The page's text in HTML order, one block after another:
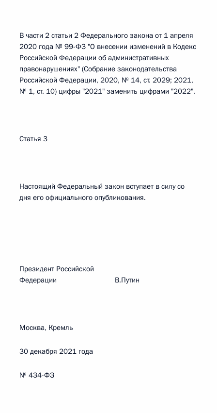
В части 2 статьи 2 Федерального закона от 1 апреля
2020 года № 99-ФЗ "О внесении изменений в Кодекс
Российской Федерации об административных
правонарушениях" (Собрание законодательства
Российской Федерации, 2020, № 14, ст. 2029; 2021,
№ 1, ст. 10) цифры "2021" заменить цифрами "2022".
Статья 3
Настоящий Федеральный закон вступает в силу со
дня его официального опубликования.
Президент Российской
Федерации В.Путин
Москва, Кремль
30 декабря 2021 года
№ 434-ФЗ